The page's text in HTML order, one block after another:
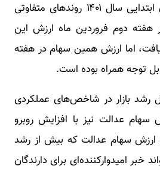
سهام عدالت در روزهای ابتدایی سال ۱۴۰۱ روندهای متفاوتی
دوم فروردین ماه ارزش این
اما ارزش همین سهام در هفته
توجه همراه بوده است.
رشد بازار در شاخص‌های عملکردی
سهام عدالت نیز با افزایش روبرو
درصدی ارزش سهام عدالت که بیش از رشد
امیدوارکننده‌ای برای دارندگان